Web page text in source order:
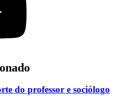
do professor e sociólogo